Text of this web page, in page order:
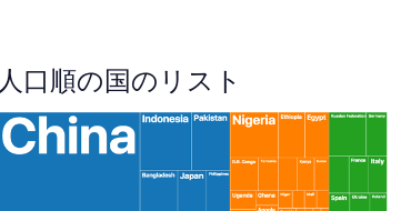
人口順の国のリスト